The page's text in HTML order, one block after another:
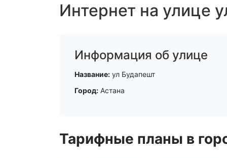
Интернет на улице
Информация об улице
Название: ул Будапешт
Город: Астана
Тарифные планы в